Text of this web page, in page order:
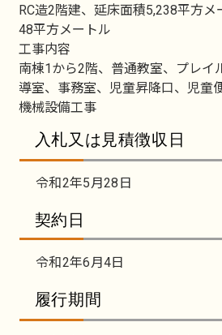
RC造2階建、延床面積5,238平方
48平方メートル
工事内容
南棟1から2階、普通教室、プレイ
導室、事務室、児童昇降口、児童
機械設備工事
入札又は見積徴収日
令和2年5月28日
契約日
令和2年6月4日
履行期間